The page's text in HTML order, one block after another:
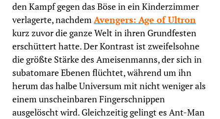
den Kampf gegen das Böse in ein Kinderzimmer
verlagerte, nachdemAvengers: Age of Ultron
kurz zuvor die ganze Welt in ihren Grundfesten
erschüttert hatte. Der Kontrast ist zweifelsohne
die größte Stärke des Ameisenmanns, der sich in
subatomare Ebenen flüchtet, während um ihn
herum das halbe Universum mit nicht weniger als
einem unscheinbaren Fingerschnippen
ausgelöscht wird. Gleichzeitig gelingt es Ant-Man